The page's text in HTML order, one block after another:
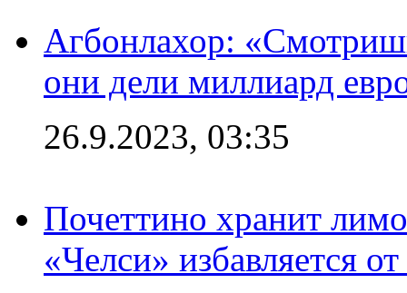
Агбонлахор:
они дели миллиард
26.9.2023, 03:35
Почеттино хранит
«Челси» избавляется